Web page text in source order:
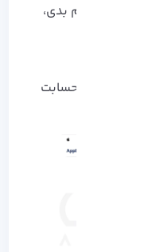
خرید انجام بدی،
جواب بده.
تأیید کن تا حسابت